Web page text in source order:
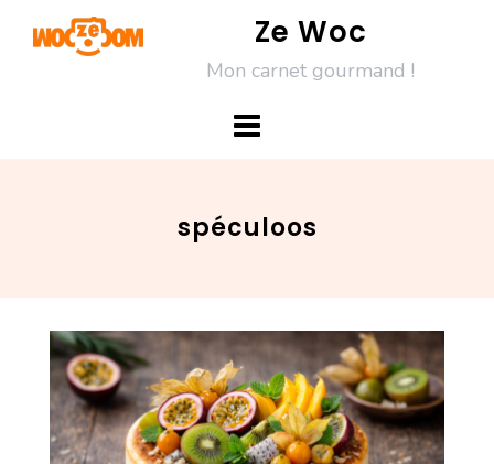
Ze Woc
Mon carnet gourmand !
spéculoos